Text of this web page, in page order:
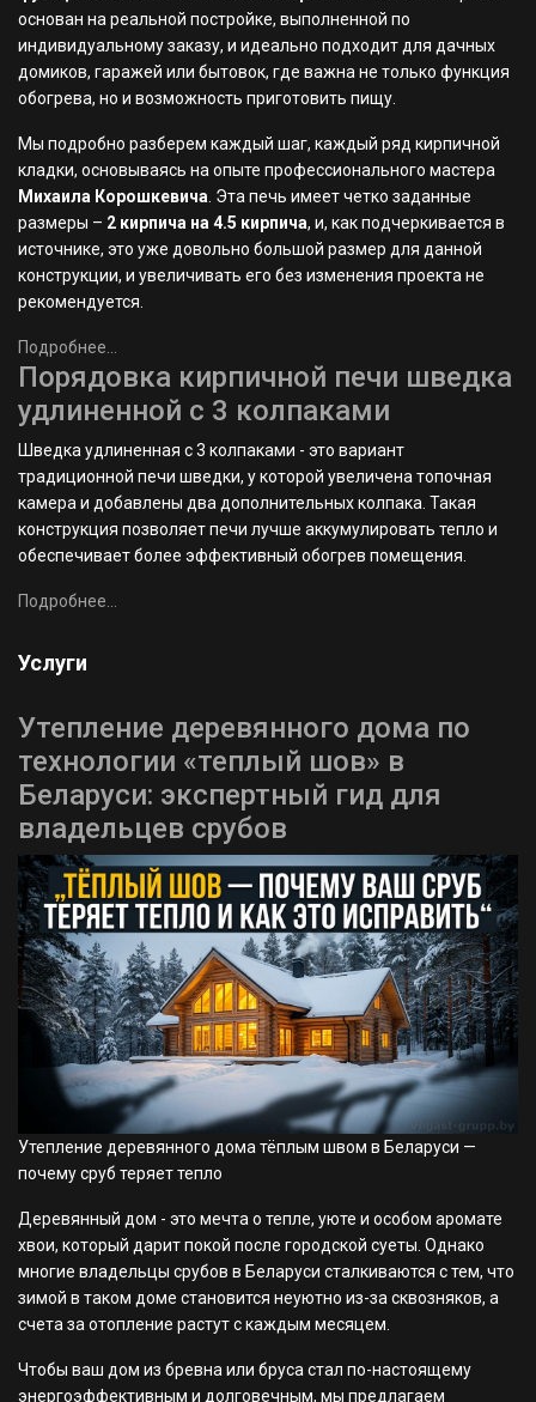
основан на реальной постройке, выполненной по
индивидуальному заказу, и идеально подходит для дачных
домиков, гаражей или бытовок, где важна не только функция
обогрева, но и возможность приготовить пищу.
Мы подробно разберем каждый шаг, каждый ряд кирпичной
кладки, основываясь на опыте профессионального мастера
Михаила Корошкевича . Эта печь имеет четко заданные
размеры – 2 кирпича на 4.5 кирпича, и, как подчеркивается в
источнике, это уже довольно большой размер для данной
конструкции, и увеличивать его без изменения проекта не
рекомендуется.
Подробнее...
Порядовка кирпичной печи шведка
удлиненной с 3 колпаками
Шведка удлиненная с 3 колпаками - это вариант
традиционной печи шведки, у которой увеличена топочная
камера и добавлены два дополнительных колпака. Такая
конструкция позволяет печи лучше аккумулировать тепло и
обеспечивает более эффективный обогрев помещения.
Подробнее...
Услуги
Утепление деревянного дома по
технологии «теплый шов» в
Беларуси: экспертный гид для
владельцев срубов
Утепление деревянного дома тёплым швом в Беларуси —
почему сруб теряет тепло
Деревянный дом - это мечта о тепле, уюте и особом аромате
хвои, который дарит покой после городской суеты. Однако
многие владельцы срубов в Беларуси сталкиваются с тем, что
зимой в таком доме становится неуютно из-за сквозняков, а
счета за отопление растут с каждым месяцем.
Чтобы ваш дом из бревна или бруса стал по-настоящему
энергоэффективным и долговечным, мы предлагаем